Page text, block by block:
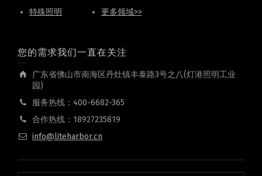
特殊照明
更多领域>>
您的需求我们一直在关注
广东省佛山市南海区丹灶镇丰泰路3号之八(灯港照明工业
园)
服务热线：400-6682-365
合作热线：18927235819
info@liteharbor.cn